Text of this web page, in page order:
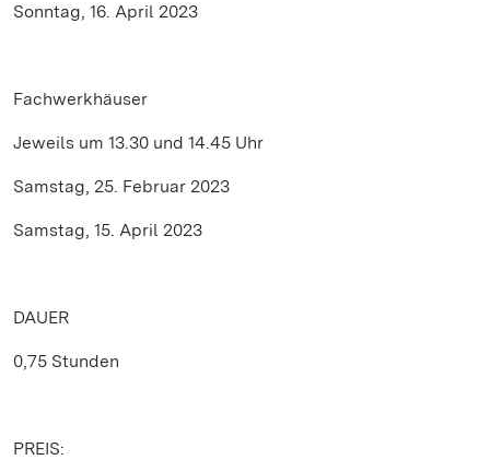
Sonntag, 16. April 2023
Fachwerkhäuser
Jeweils um 13.30 und 14.45 Uhr
Samstag, 25. Februar 2023
Samstag, 15. April 2023
DAUER
0,75 Stunden
PREIS: